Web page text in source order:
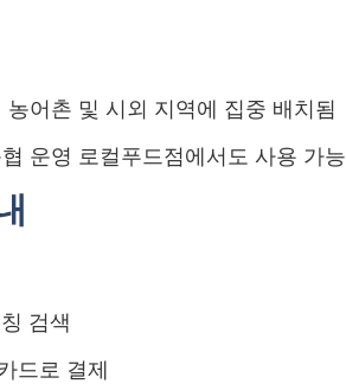
어촌 및 시외 지역에 집중 배치됨
운영 로컬푸드점에서도 사용 가능
검색
드로 결제